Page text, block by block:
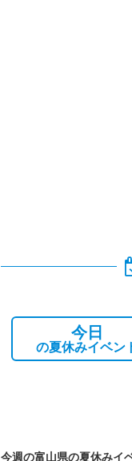
今日
の夏休みイベン
今週の富山県の夏休みイ